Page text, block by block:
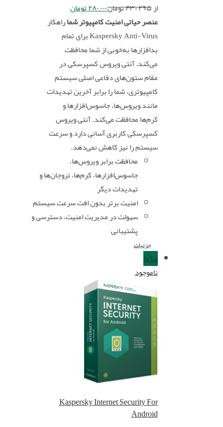
از۴۳۰,۲۹۵تومان۲۸۰,۰۰۰تومان
عنصر حیاتی امنیت کامپیوتر شماراهکار
Kaspersky Anti-Virus برای تمام
بدافزارها به‌خوبی از شما محافظت
می‌کند. آنتی ویروس کسپرسکی در
مقام ستون‌های دفاعی اصلی سیستم
کامپیوتری، شما را برابر آخرین تهدیدات
مانند ویروس‌ها، جاسوس‌افزارها و
کرم‌ها محافظت می‌کند. آنتی ویروس
کسپرسکی کاربری آسانی دارد و سرعت
سیستم را نیز کاهش نمی‌دهد.
محافظت برابر ویروس‌ها،
جاسوس‌افزارها، کرم‌ها، تروجان‌ها و
تهدیدات دیگر
امنیت برتر بدون افت سرعت سیستم
سهولت در مدیریت امنیت، دسترسی و
پشتیبانی
جزئیات
ویژه!
ناموجود
Kaspersky Internet Security For
Android